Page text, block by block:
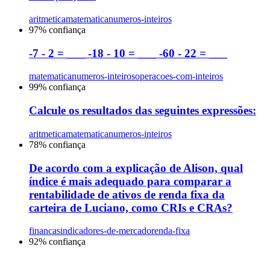
aritmeticamatematicanumeros-inteiros
97% confiança
-7 - 2 = ___ -18 - 10 = ___ -60 - 22 = ___
matematicanumeros-inteirosoperacoes-com-inteiros
99% confiança
Calcule os resultados das seguintes expressões:
aritmeticamatematicanumeros-inteiros
78% confiança
De acordo com a explicação de Alison, qual
índice é mais adequado para comparar a
rentabilidade de ativos de renda fixa da
carteira de Luciano, como CRIs e CRAs?
financasindicadores-de-mercadorenda-fixa
92% confiança